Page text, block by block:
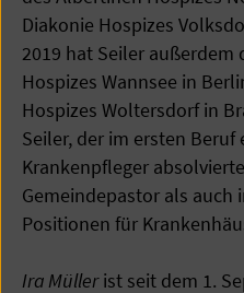
Diakonie Hospizes
2019 hat Seiler außerdem
Hospizes Wannsee in
Hospizes Woltersdorf in
Seiler, der im ersten
Krankenpfleger
Gemeindepastor als auch
Positionen für
Ira Müllerist seit dem 1.